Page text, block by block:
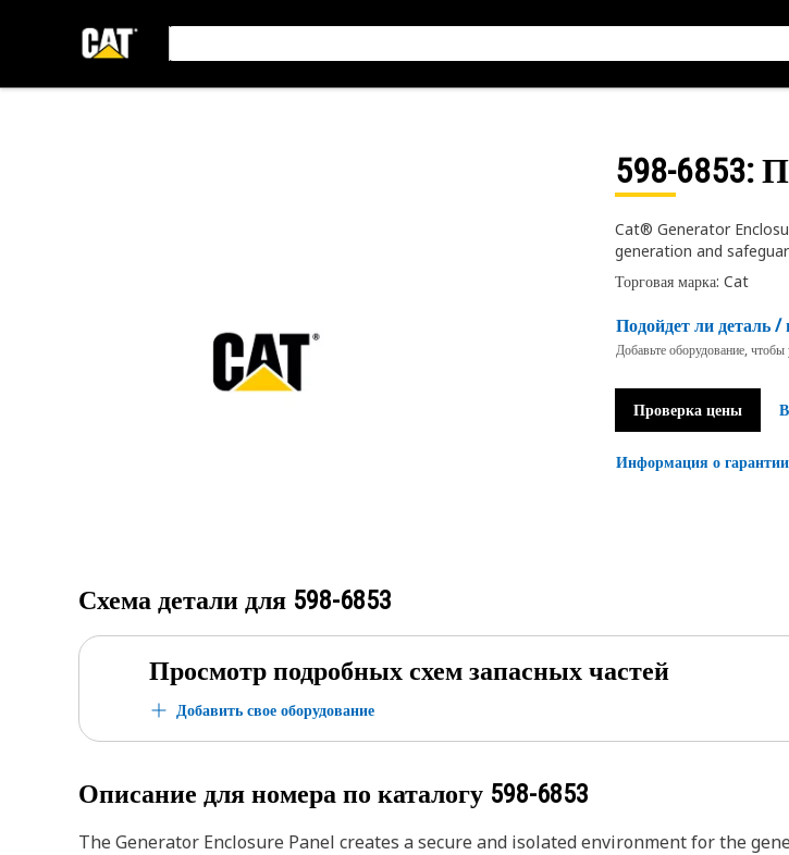
598-6853:
Cat® Generator
generation and
Торговая марка: Cat
Подойдет ли деталь
Добавьте оборудование,
Проверка цены
Информация о гарантии
Схема детали для 598-6853
Просмотр подробных схем запасных частей
Добавить свое оборудование
Описание для номера по каталогу 598-6853
The Generator Enclosure Panel creates a secure and isolated environment for the